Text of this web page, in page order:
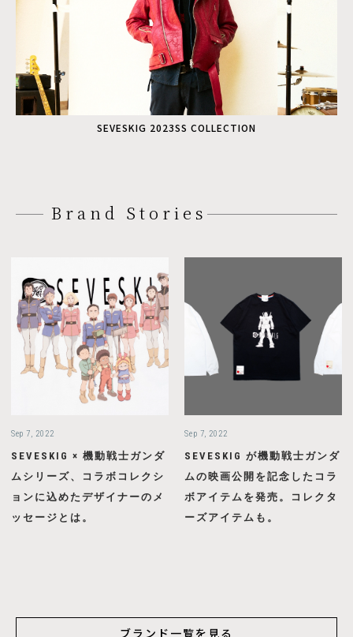
SEVESKIG 2023SS COLLECTION
Brand Stories
Sep 7, 2022
SEVESKIG × 機動戦士ガンダ
ムシリーズ、コラボコレクシ
ョンに込めたデザイナーのメ
ッセージとは。
Sep 7, 2022
SEVESKIG が機動戦士ガンダ
ムの映画公開を記念したコラ
ボアイテムを発売。コレクタ
ーズアイテムも。
ブランド一覧を見る